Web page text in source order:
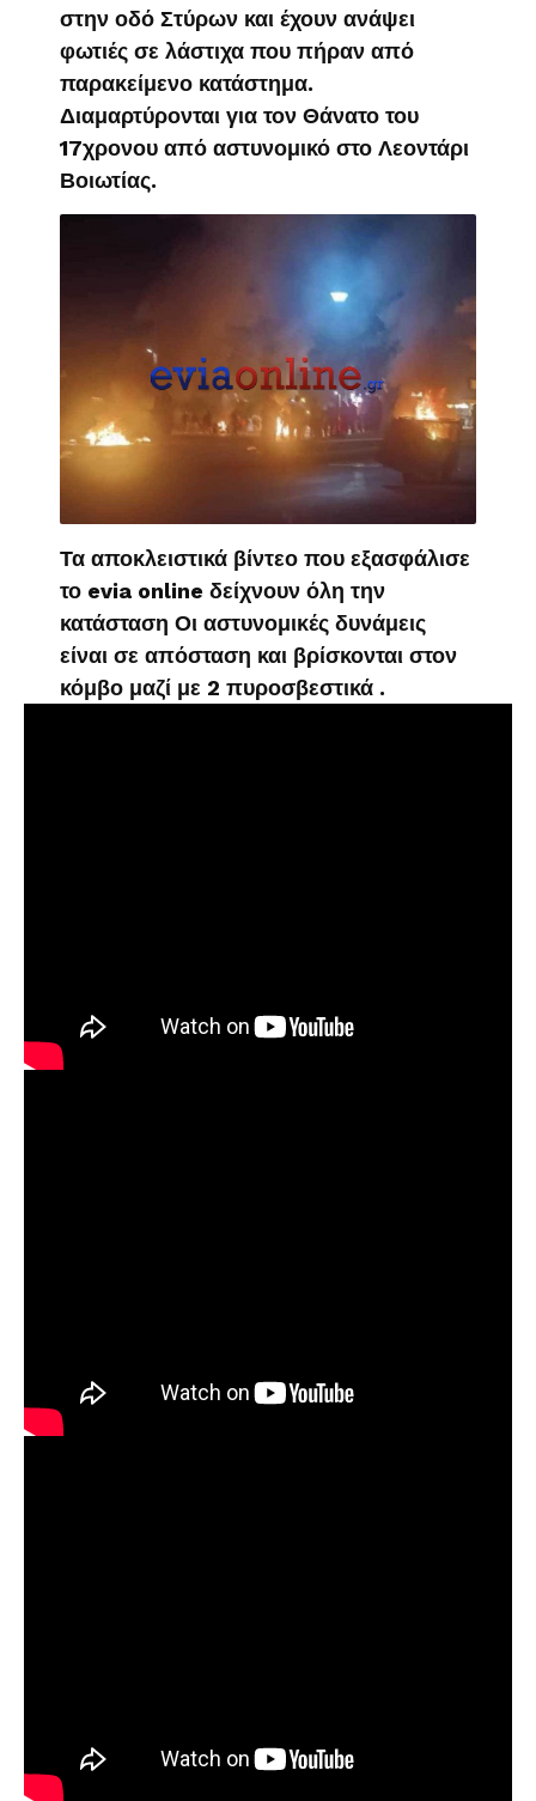
στην οδό Στύρων και έχουν ανάψει
φωτιές σε λάστιχα που πήραν από
παρακείμενο κατάστημα.
Διαμαρτύρονται για τον Θάνατο του
17χρονου από αστυνομικό στο Λεοντάρι
Βοιωτίας.
Τα αποκλειστικά βίντεο που εξασφάλισε
το evia online δείχνουν όλη την
κατάσταση Οι αστυνομικές δυνάμεις
είναι σε απόσταση και βρίσκονται στον
κόμβο μαζί με 2 πυροσβεστικά .